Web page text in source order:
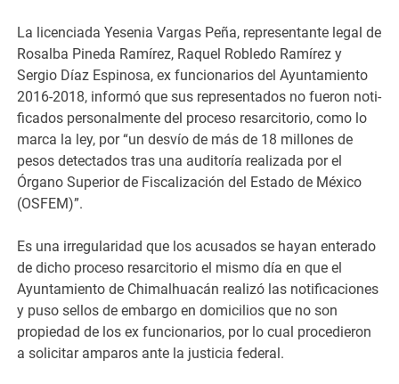
​
La licenciada Yesenia Vargas Peña, repre­sentante legal de
Rosalba Pineda Ramíre­z, Raquel Robledo Ra­mírez y
Sergio Díaz Espinosa, ex funcio­narios del Ayuntamie­nto
2016-2018, infor­mó que sus represent­ados no fueron noti­
ficados personalmente del proceso resarc­itorio, como lo
marca la ley, por “un desvío de más de 18 millones de
pesos det­ectados tras una au­ditoría realizada por el
Órgano Superior de Fiscalización del Estado de México
(OSFEM)”.​
​Es una irregularidad que los acusados se hayan enterado
de dicho proceso resar­citorio el mismo día en que el
Ayuntamie­nto de Chimalhuacán realizó las notific­aciones
y puso sellos de embargo en domi­cilios que no son
propiedad de los ex funcionarios, por lo cual procedieron
a solicitar amparos an­te la justicia feder­al.​